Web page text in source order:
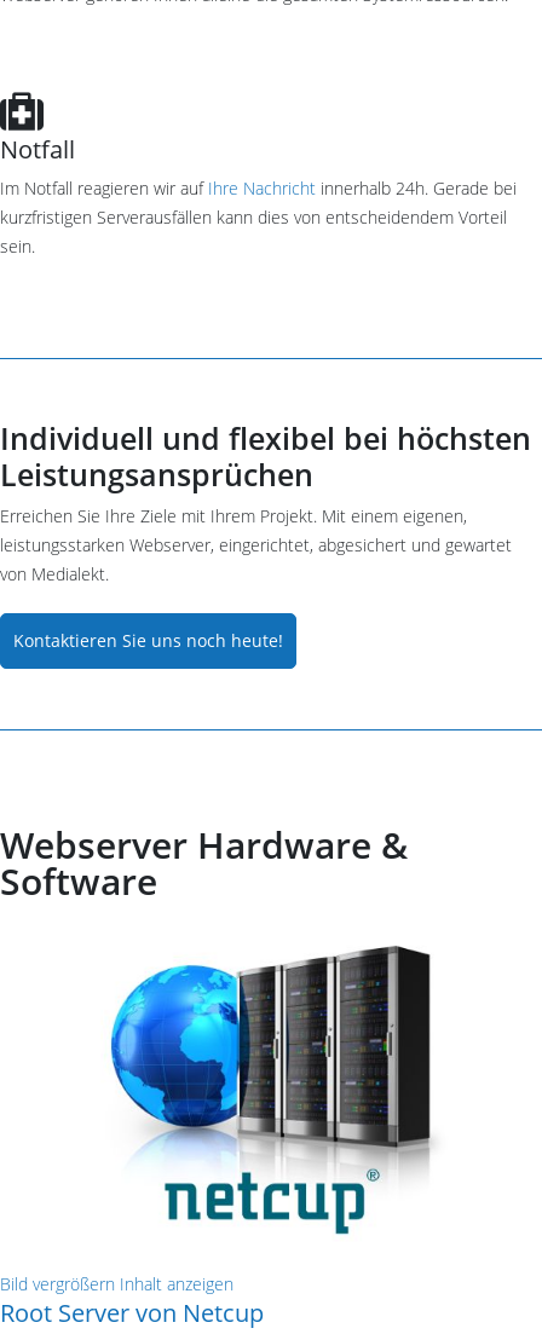
Notfall
Im Notfall reagieren wir auf Ihre Nachricht innerhalb 24h. Gerade bei
kurzfristigen Serverausfällen kann dies von entscheidendem Vorteil
sein.
Individuell und flexibel bei höchsten
Leistungsansprüchen
Erreichen Sie Ihre Ziele mit Ihrem Projekt. Mit einem eigenen,
leistungsstarken Webserver, eingerichtet, abgesichert und gewartet
von Medialekt.
Kontaktieren Sie uns noch heute!
Webserver Hardware &
Software
Bild vergrößern Inhalt anzeigen
Root Server von Netcup